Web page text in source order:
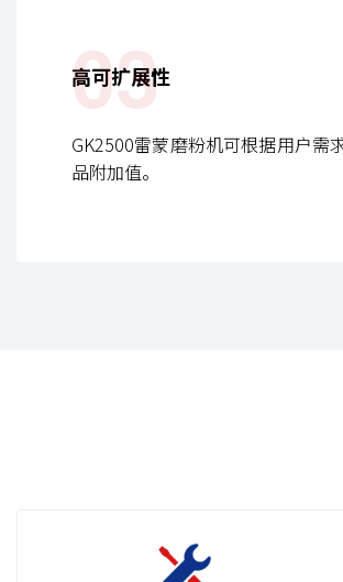
03
高可扩展性
GK2500雷蒙磨粉机可根据用户需
品附加值。